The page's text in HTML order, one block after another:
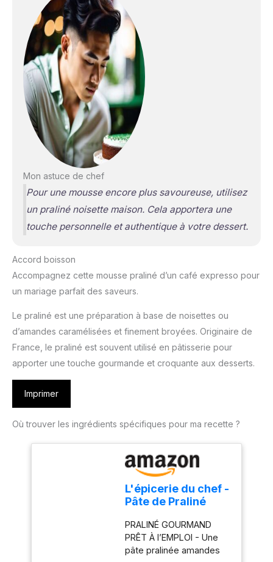
Mon astuce de chef
Pour une mousse encore plus savoureuse, utilisez
un praliné noisette maison. Cela apportera une
touche personnelle et authentique à votre dessert.
Accord boisson
Accompagnez cette mousse praliné d’un café expresso pour
un mariage parfait des saveurs.
Le praliné est une préparation à base de noisettes ou
d’amandes caramélisées et finement broyées. Originaire de
France, le praliné est souvent utilisé en pâtisserie pour
apporter une touche gourmande et croquante aux desserts.
Imprimer
Où trouver les ingrédients spécifiques pour ma recette ?
L'épicerie du chef -
Pâte de Praliné
Noisettes 200 g
PRALINÉ GOURMAND
PRÊT À l’EMPLOI - Une
pâte pralinée amandes